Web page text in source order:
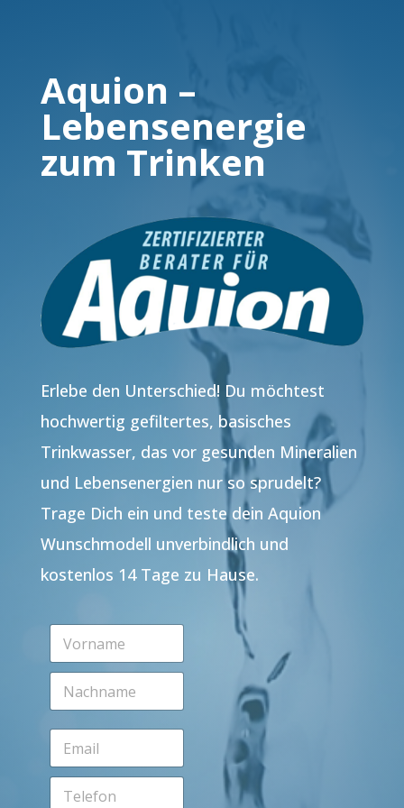
Aquion –
Lebensenergie
zum Trinken
Erlebe den Unterschied! Du möchtest
hochwertig gefiltertes, basisches
Trinkwasser, das vor gesunden Mineralien
und Lebensenergien nur so sprudelt?
Trage Dich ein und teste dein Aquion
Wunschmodell unverbindlich und
kostenlos 14 Tage zu Hause.
V
r
m
e
N
c
h
a
m
E
a
T